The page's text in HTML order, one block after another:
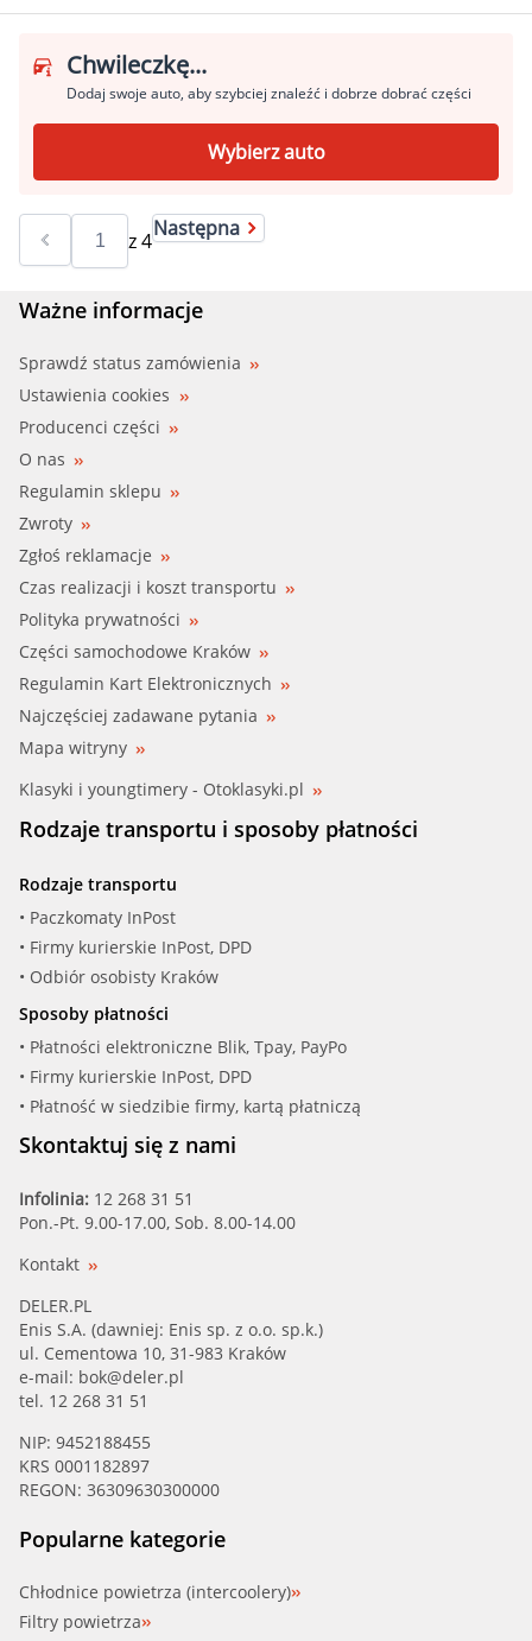
Chwileczkę...
Dodaj swoje auto, aby szybciej znaleźć i dobrze dobrać części
Wybierz auto
z4Następna
Ważne informacje
Sprawdź status zamówienia
Ustawienia cookies
Producenci części
O nas
Regulamin sklepu
Zwroty
Zgłoś reklamacje
Czas realizacji i koszt transportu
Polityka prywatności
Części samochodowe Kraków
Regulamin Kart Elektronicznych
Najczęściej zadawane pytania
Mapa witryny
Klasyki i youngtimery - Otoklasyki.pl
Rodzaje transportu i sposoby płatności
Rodzaje transportu
• Paczkomaty InPost
• Firmy kurierskie InPost, DPD
• Odbiór osobisty Kraków
Sposoby płatności
• Płatności elektroniczne Blik, Tpay, PayPo
• Firmy kurierskie InPost, DPD
• Płatność w siedzibie firmy, kartą płatniczą
Skontaktuj się z nami
Infolinia: 12 268 31 51
Pon.-Pt. 9.00-17.00, Sob. 8.00-14.00
Kontakt
DELER.PL
Enis S.A. (dawniej: Enis sp. z o.o. sp.k.)
ul. Cementowa 10, 31-983 Kraków
e-mail: bok@deler.pl
tel. 12 268 31 51
NIP: 9452188455
KRS 0001182897
REGON: 36309630300000
Popularne kategorie
Chłodnice powietrza (intercoolery)
Filtry powietrza